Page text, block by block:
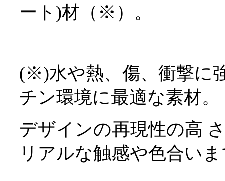
ート)材（※）。
(※)水や熱、傷、衝撃に
チン環境に最適な素材。
デザインの再現性の高
リアルな触感や色合い